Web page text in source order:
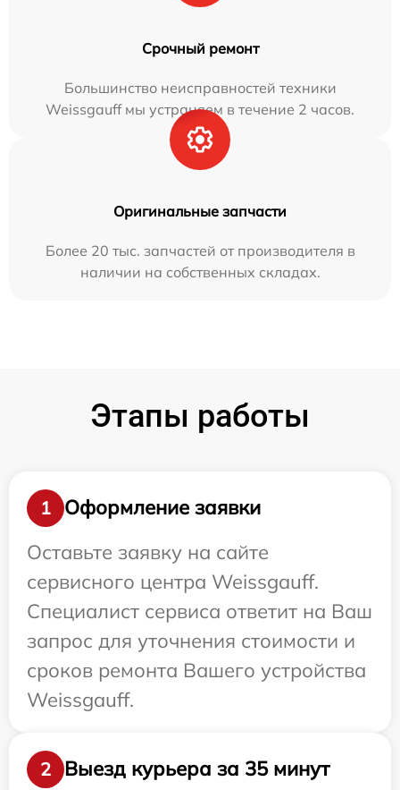
Срочный ремонт
Большинство неисправностей техники
Weissgauff мы устраняем в течение 2 часов.
Оригинальные запчасти
Более 20 тыс. запчастей от производителя в
наличии на собственных складах.
Этапы работы
1
Оформление заявки
Оставьте заявку на сайте
сервисного центра Weissgauff.
Специалист сервиса ответит на Ваш
запрос для уточнения стоимости и
сроков ремонта Вашего устройства
Weissgauff.
2 Выезд курьера за 35 минут